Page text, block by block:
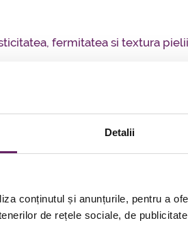
Detalii
conținutul și anunțurile, pentru a
de rețele sociale, de
fermitatea si textura
acestora din stadiul telogen